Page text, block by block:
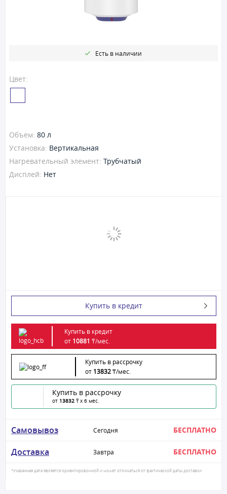
Цвет:
Есть в наличии
Объем: 80 л
Установка: Вертикальная
Нагревательный элемент: Трубчатый
Дисплей: Нет
Купить в кредит
Купить в кредит
от 10881 ₸/мес.
Купить в рассрочку
от 13832₸/мес.
Купить в рассрочку
от 13832 ₸ x 6 мес.
Самовывоз Сегодня БЕСПЛАТНО
Доставка Завтра БЕСПЛАТНО
*Указанная дата является ориентировочной и может отличаться от фактической даты доставки